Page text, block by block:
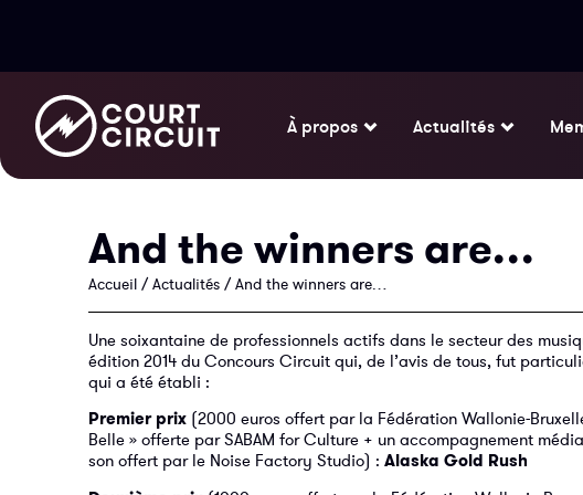
À propos Actualités
And the winners are…
Accueil /Actualités /And the winners are…
Une soixantaine de professionnels actifs dans le secteur des
édition 2014 du Concours Circuit qui, de l’avis de tous, fut
qui a été établi :
Premier prix (2000 euros offert par la Fédération Wallonie-
Belle » offerte par SABAM for Culture + un accompagnement
son offert par le Noise Factory Studio) : Alaska Gold Rush